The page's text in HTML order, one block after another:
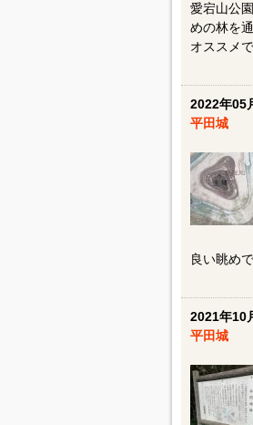
愛宕山公
めの林を
オススメで
2022年05
平田城
良い眺め
2021年10
平田城